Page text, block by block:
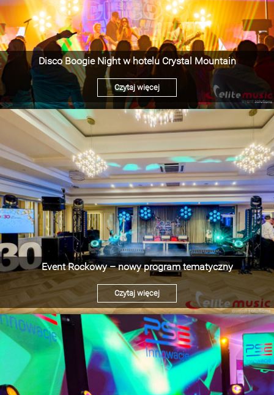
Disco Boogie Night w hotelu Crystal Mountain
Czytaj więcej
Event Rockowy – nowy program tematyczny
Czytaj więcej